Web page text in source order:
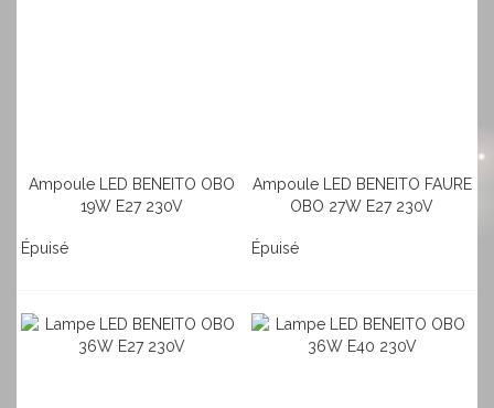
Ampoule LED BENEITO OBO
19W E27 230V
Épuisé
Ampoule LED BENEITO FAURE
OBO 27W E27 230V
Épuisé